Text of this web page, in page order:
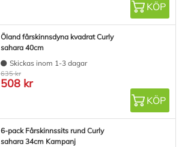
KÖP
Öland fårskinnsdyna kvadrat Curly
sahara 40cm
Skickas inom 1-3 dagar
635 kr
508 kr
KÖP
6-pack Fårskinnssits rund Curly
sahara 34cm Kampanj